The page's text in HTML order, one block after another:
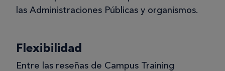
las Administraciones Públicas y organismos.
Flexibilidad
Entre las reseñas de Campus Training